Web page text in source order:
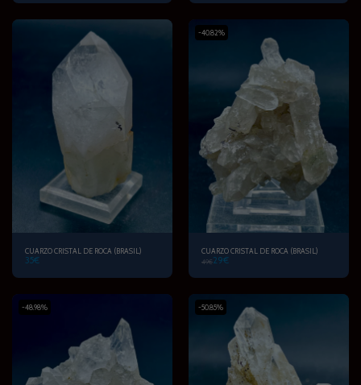
CUARZO CRISTAL DE ROCA (BRASIL)
35€
-40.82%
CUARZO CRISTAL DE ROCA (BRASIL)
49€29€
-48.98% -50.85%